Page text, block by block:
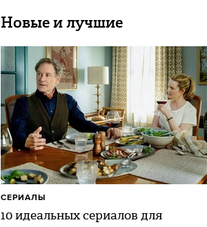
Новые и лучшие
10 идеальных сериалов для
СЕРИАЛЫ